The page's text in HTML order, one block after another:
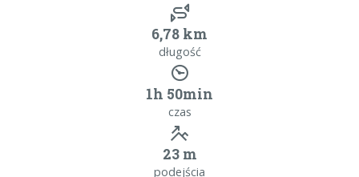
6,78 km
długość
1h 50min
czas
23 m
podejścia